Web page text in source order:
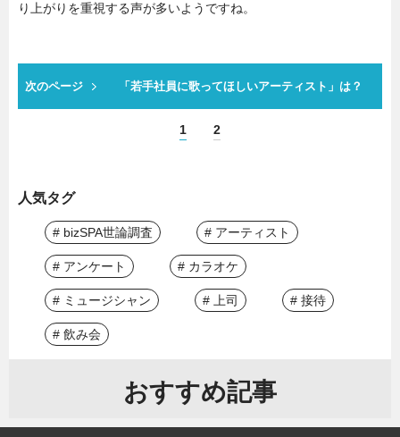
り上がりを重視する声が多いようですね。
次のページ 「若手社員に歌ってほしいアーティスト」は？
1 2
人気タグ
# bizSPA世論調査 # アーティスト
# アンケート # カラオケ
# ミュージシャン # 上司 # 接待
# 飲み会
おすすめ記事